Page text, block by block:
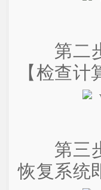
第二步
【检查
第三步
恢复系统